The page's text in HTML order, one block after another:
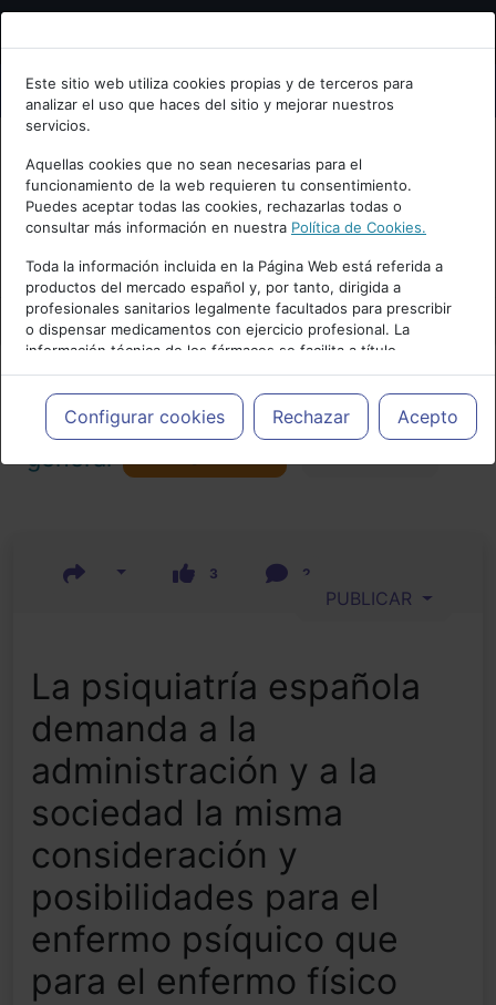
Bienvenid@ a psiquiatria.com
Escribe tu Email
Accede o regístrate con tu email.
Cancelar
Este sitio web utiliza cookies propias y de terceros para
analizar el uso que haces del sitio y mejorar nuestros
servicios.
Aquellas cookies que no sean necesarias para el
funcionamiento de la web requieren tu consentimiento.
Puedes aceptar todas las cookies, rechazarlas todas o
consultar más información en nuestra Política de Cookies.
Toda la información incluida en la Página Web está referida a
productos del mercado español y, por tanto, dirigida a
profesionales sanitarios legalmente facultados para prescribir
o dispensar medicamentos con ejercicio profesional. La
información técnica de los fármacos se facilita a título
meramente informativo, siendo responsabilidad de los
profesionales facultados prescribir medicamentos y decidir, en
cada caso concreto, el tratamiento más adecuado a las
necesidades del paciente.
Configurar cookies Rechazar Acepto
Actualidad y Artículos|Psiquiatría
general
3 2
PUBLICAR
La psiquiatría española
demanda a la
administración y a la
sociedad la misma
consideración y
posibilidades para el
enfermo psíquico que
para el enfermo físico